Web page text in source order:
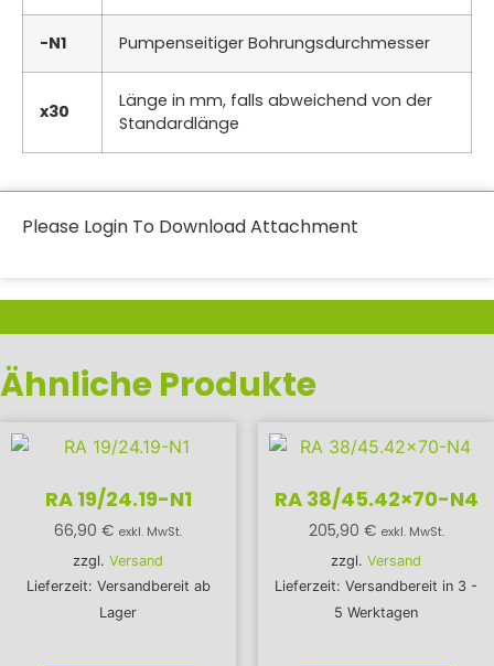
-N1 Pumpenseitiger Bohrungsdurchmesser
x30
Länge in mm, falls abweichend von der
Standardlänge
Please Login To Download Attachment
Ähnliche Produkte
RA 19/24.19-N1
66,90 € exkl. MwSt.
zzgl. Versand
Lieferzeit: Versandbereit ab
Lager
RA 38/45.42×70-N4
205,90 € exkl. MwSt.
zzgl. Versand
Lieferzeit: Versandbereit in 3 -
5 Werktagen